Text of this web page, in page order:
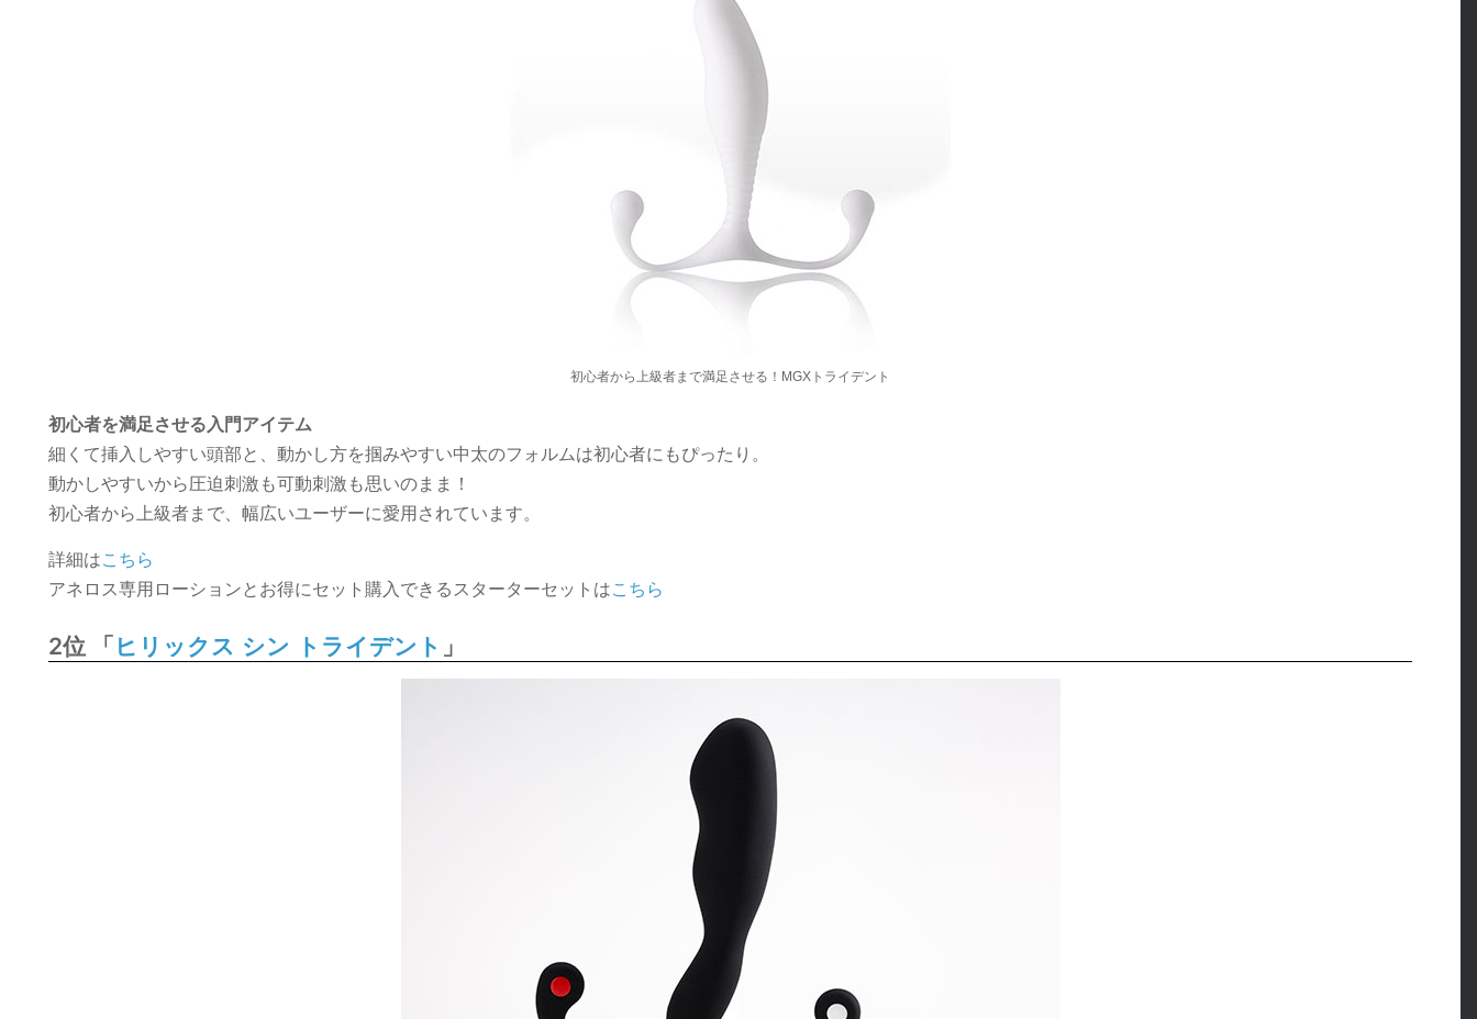
初心者から上級者まで満足させる！MGXトライデント
初心者を満足させる入門アイテム
細くて挿入しやすい頭部と、動かし方を掴みやすい中太のフォルムは初心者にもぴったり。
動かしやすいから圧迫刺激も可動刺激も思いのまま！
初心者から上級者まで、幅広いユーザーに愛用されています。
詳細はこちら
アネロス専用ローションとお得にセット購入できるスターターセットはこちら
2位 「 ヒリックス シン トライデント 」